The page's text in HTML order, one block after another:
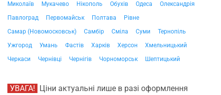
Миколаїв
Мукачево Нікополь Обухів Одеса
Олександрія
Павлоград
Первомайськ Полтава
Рівне
Самар (Новомосковськ)
Самбір Сміла Суми
Тернопіль
Ужгород
Умань Фастів Харків Херсон
Хмельницький
Черкаси
Чернівці Чернігів Чорноморськ Шептицький
УВАГА! Ціни актуальні лише в разі оформлення